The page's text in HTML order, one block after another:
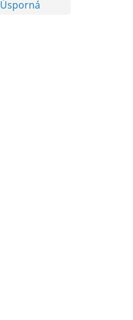
Úsporná